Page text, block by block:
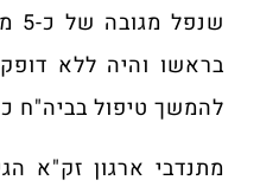
בראשו והיה ללא
להמשך טיפול בביה"ח
מתנדבי ארגון זק"א